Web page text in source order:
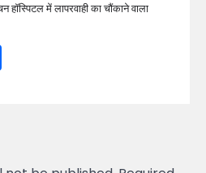
में लापरवाही का चौंकाने वाला